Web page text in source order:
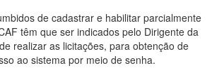
de cadastrar e habilitar parcialmente
têm que ser indicados pelo Dirigente da
realizar as licitações, para obtenção de
ao sistema por meio de senha.